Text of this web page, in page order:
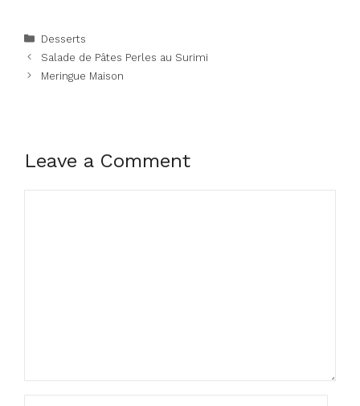
Categories
Desserts
Salade de Pâtes Perles au Surimi
Meringue Maison
Leave a Comment